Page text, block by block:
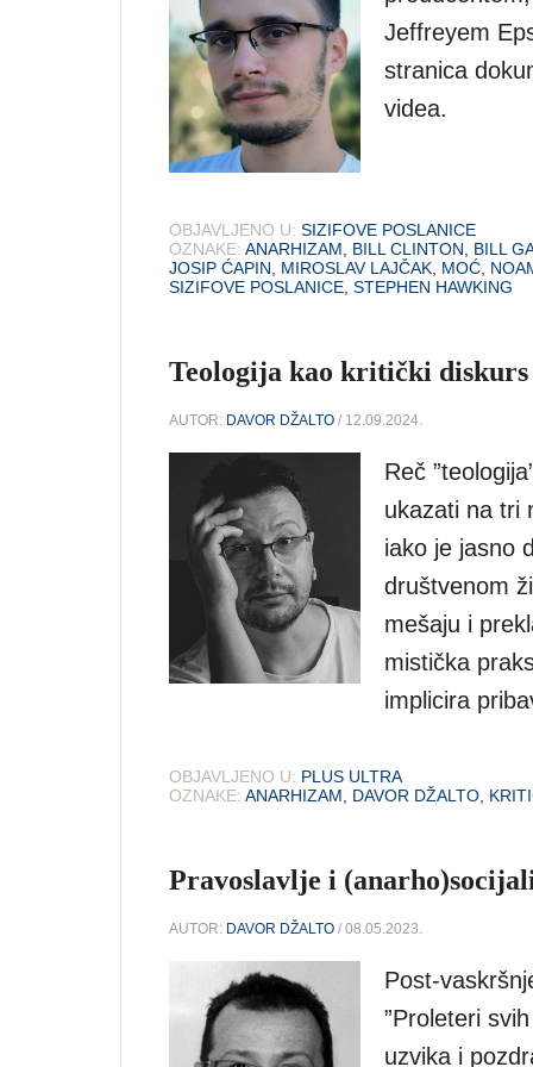
Jeffreyem
stranica
videa.
OBJAVLJENO U: SIZIFOVE POSLANICE
OZNAKE: ANARHIZAM, BILL CLINTON, BILL
JOSIP ĆAPIN, MIROSLAV LAJČAK, MOĆ,
SIZIFOVE POSLANICE, STEPHEN HAWKING
Teologija kao kritički diskurs
AUTOR: DAVOR DŽALTO / 12.09.2024.
Reč
ukazati na tri
iako je jasno
društvenom
mešaju i
mistička
implicira
OBJAVLJENO U: PLUS ULTRA
OZNAKE: ANARHIZAM, DAVOR DŽALTO,
Pravoslavlje i
AUTOR: DAVOR DŽALTO / 08.05.2023.
Post-
”Proleteri
uzvika i